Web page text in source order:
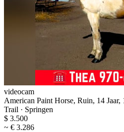
videocam
American Paint Horse, Ruin, 14
Trail · Springen
$ 3.500
~ € 3.286